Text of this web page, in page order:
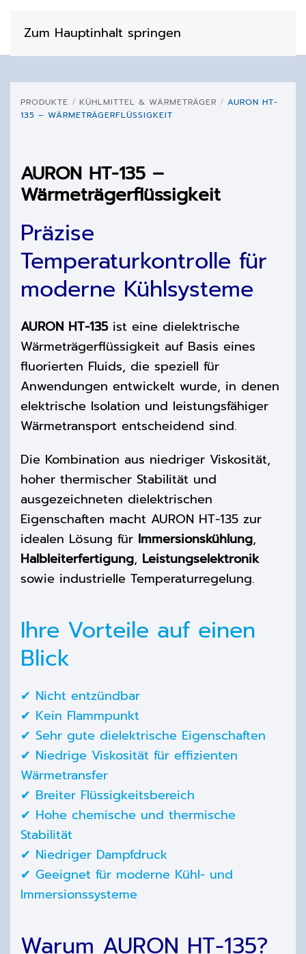
Zum Hauptinhalt springen
PRODUKTE KÜHLMITTEL & WÄRMETRÄGER
AURON HT-
135 – WÄRMETRÄGERFLÜSSIGKEIT
AURON HT-135 –
Wärmeträgerflüssigkeit
Präzise
Temperaturkontrolle für
moderne Kühlsysteme
AURON HT-135ist eine dielektrische
Wärmeträgerflüssigkeit auf Basis eines
fluorierten Fluids, die speziell für
Anwendungen entwickelt wurde, in denen
elektrische Isolation und leistungsfähiger
Wärmetransport entscheidend sind.
Die Kombination aus niedriger Viskosität,
hoher thermischer Stabilität und
ausgezeichneten dielektrischen
Eigenschaften macht AURON HT-135 zur
idealen Lösung für Immersionskühlung,
Halbleiterfertigung, Leistungselektronik
sowie industrielle Temperaturregelung.
Ihre Vorteile auf einen
Blick
✔ Nicht entzündbar
✔ Kein Flammpunkt
✔ Sehr gute dielektrische Eigenschaften
✔ Niedrige Viskosität für effizienten
Wärmetransfer
✔ Breiter Flüssigkeitsbereich
✔ Hohe chemische und thermische
Stabilität
✔ Niedriger Dampfdruck
✔ Geeignet für moderne Kühl- und
Immersionssysteme
Warum AURON HT-135?